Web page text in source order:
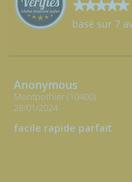
basé sur 7
Anonymous
Montpothier (10400)
28/01/2024
facile rapide parfait